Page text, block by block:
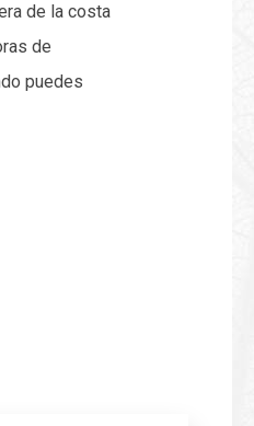
de la costa
de
puedes